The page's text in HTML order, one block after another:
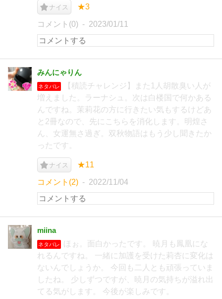
ナイス ★3
コメント(0) 2023/01/11
みんにゃりん
ネタバレ
【積読チャレンジ】また1人胡散臭い人が
増えました。ラーナシュ。次は白楼国で何かある
んですね。茉莉花の方に行きたい気もするけどあ
と2冊なので、先にこちらを消化します。明煌さ
ん、女運無さ過ぎ。双秋物語はもう少し聞きたか
ったです。
ナイス ★11
コメント(2) 2022/11/04
miina
ネタバレ
ほぉ。面白かったです。 暁月も鳳凰にな
れるんですね。 一緒に加護を受けた莉杏に変化は
ないんでしょうか。 今回も二人とも頑張っていま
したね。 少しずつですが、暁月の気持ちが溢れ出
てる気がします。 今後が楽しみです。